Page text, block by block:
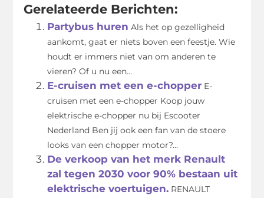
Gerelateerde Berichten:
Partybus huren Als het op gezelligheid
aankomt, gaat er niets boven een feestje. Wie
houdt er immers niet van om anderen te
vieren? Of u nu een...
E-cruisen met een e-chopper E-
cruisen met een e-chopper Koop jouw
elektrische e-chopper nu bij Escooter
Nederland Ben jij ook een fan van de stoere
looks van een chopper motor?...
De verkoop van het merk Renault
zal tegen 2030 voor 90% bestaan uit
elektrische voertuigen. RENAULT